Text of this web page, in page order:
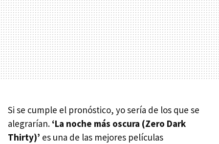
Si se cumple el pronóstico, yo sería de los que se
alegrarían. ‘La noche más oscura (Zero Dark
Thirty)’ es una de las mejores películas